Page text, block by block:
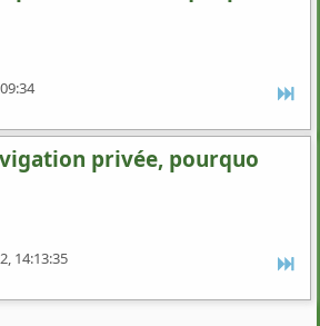
privée, pourquo
14:13:35